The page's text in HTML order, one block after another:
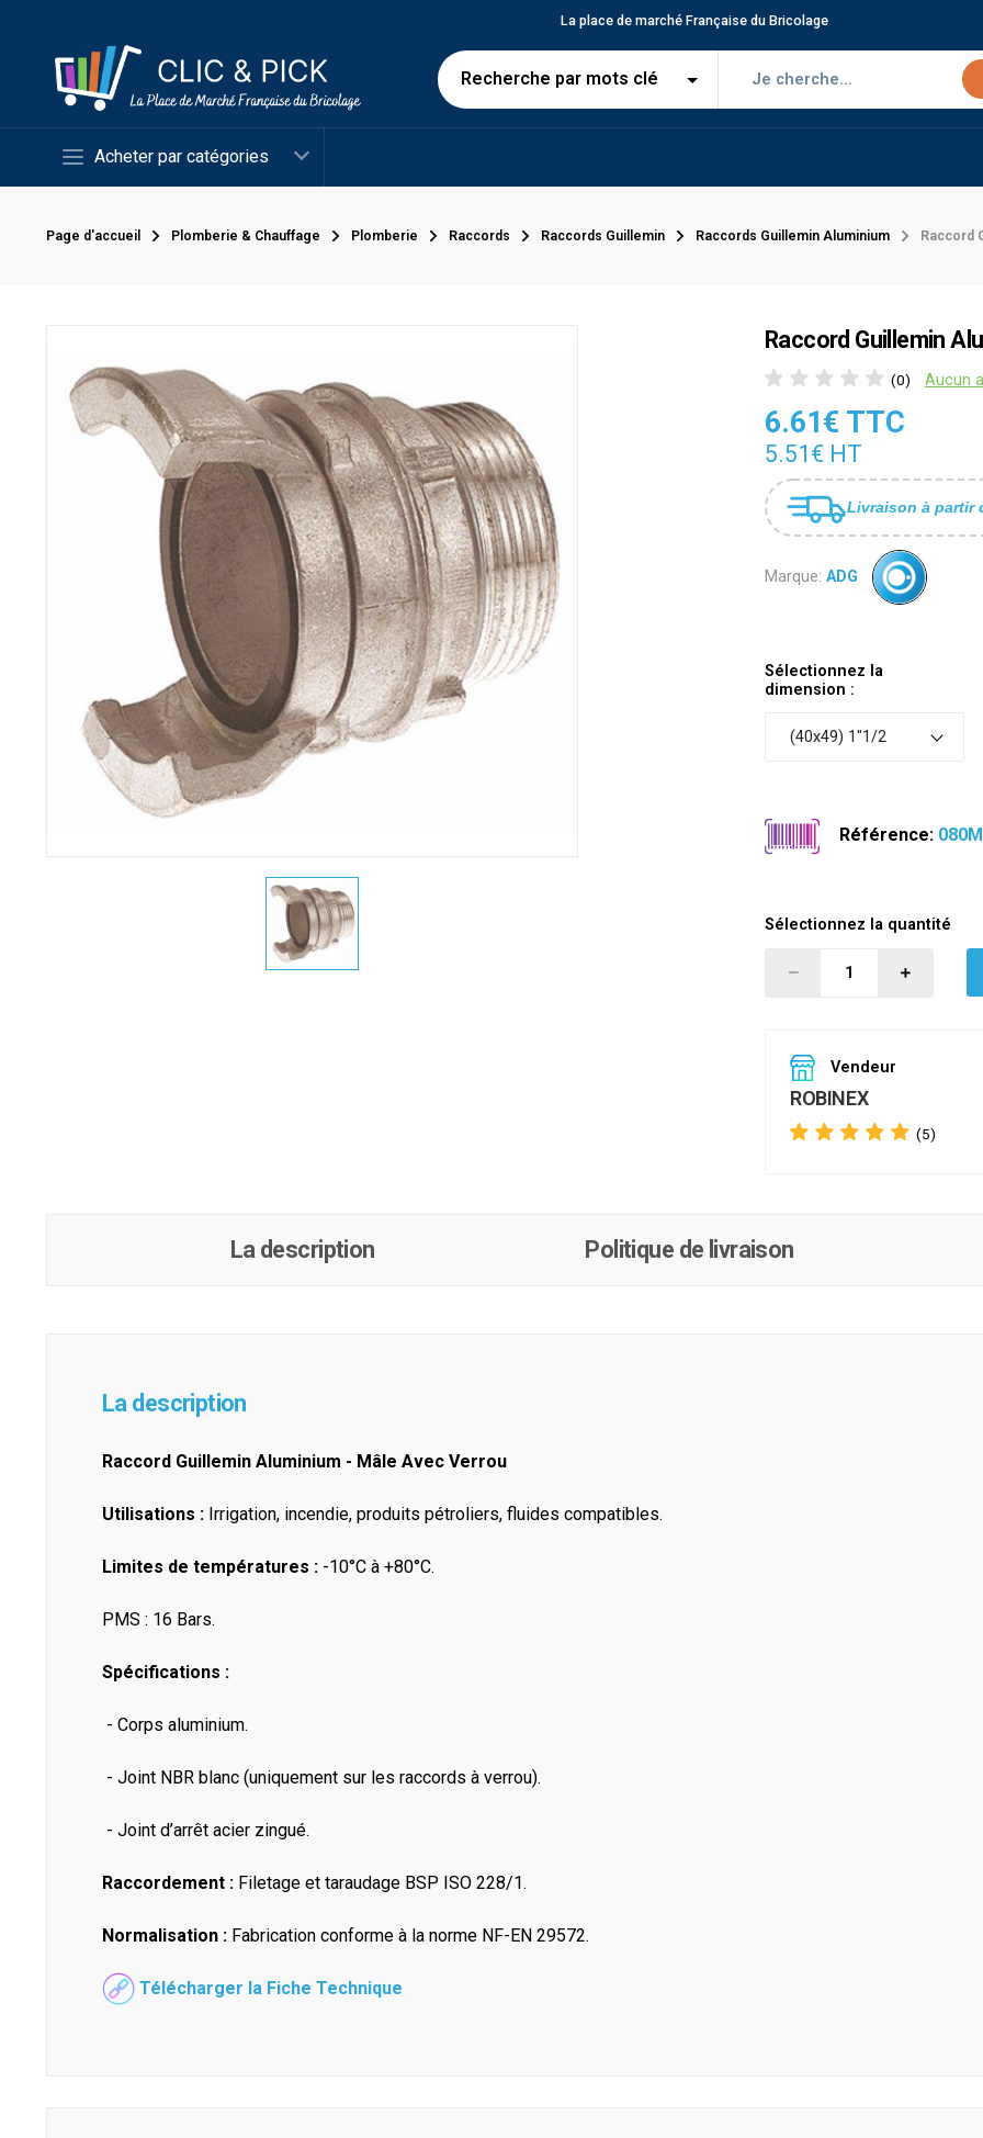
La place de marché Française du Bricolage
Acheter par catégories
Page d'accueil Plomberie & Chauffage Plomberie Raccords Raccords Guillemin Raccords Guillemin Aluminium Raccord
Raccord Guillemin
(0) Aucun
6.61€ TTC
5.51€ HT
Livraison à partir
Marque: ADG
Sélectionnez la
dimension :
(40x49) 1"1/2
Référence:
Sélectionnez la quantité
Vendeur
ROBINEX
(5)
La description Politique de livraison
La description
Raccord Guillemin Aluminium - Mâle Avec Verrou
Utilisations : Irrigation, incendie, produits pétroliers, fluides compatibles.
Limites de températures : -10°C à +80°C.
PMS : 16 Bars.
Spécifications :
- Corps aluminium.
- Joint NBR blanc (uniquement sur les raccords à verrou).
- Joint d’arrêt acier zingué.
Raccordement : Filetage et taraudage BSP ISO 228/1.
Normalisation : Fabrication conforme à la norme NF-EN 29572.
Télécharger la Fiche Technique